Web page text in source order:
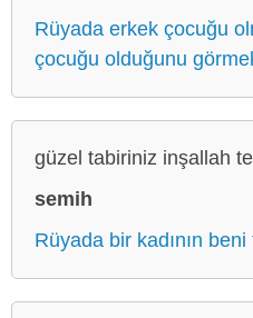
Rüyada erkek çocuğu
çocuğu olduğunu
güzel tabiriniz inşallah
semih
Rüyada bir kadının